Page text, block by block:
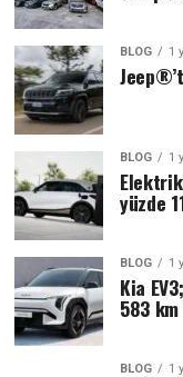
BLOG 1
BLOG 1
yüzde
BLOG 1
Kia
583
BLOG 1